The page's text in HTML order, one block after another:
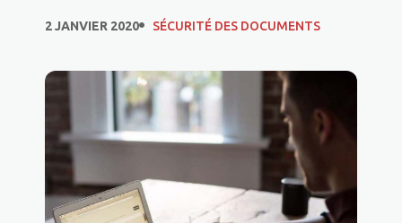
2 JANVIER 2020 SÉCURITÉ DES DOCUMENTS